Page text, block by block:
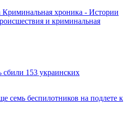
Криминальная хроника - Истории
и криминальная
сбили 153 украинских
беспилотников на подлете к